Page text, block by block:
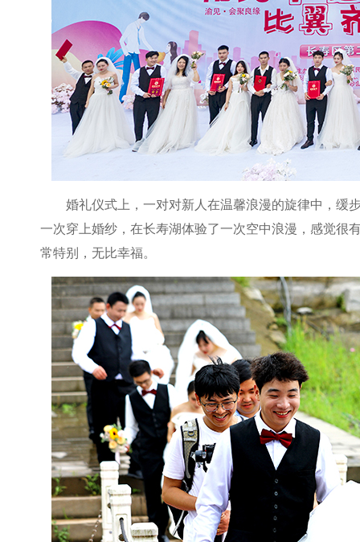
婚礼仪式上，一对对新人在温馨浪漫的旋律中，缓
一次穿上婚纱，在长寿湖体验了一次空中浪漫，感觉很
常特别，无比幸福。